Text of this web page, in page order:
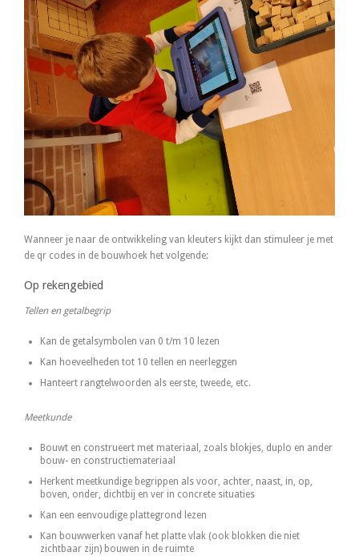
Wanneer je naar de ontwikkeling van kleuters kijkt dan stimuleer je met
de qr codes in de bouwhoek het volgende:
Op rekengebied
Tellen en getalbegrip
Kan de getalsymbolen van 0 t/m 10 lezen
Kan hoeveelheden tot 10 tellen en neerleggen
Hanteert rangtelwoorden als eerste, tweede, etc.
Meetkunde
Bouwt en construeert met materiaal, zoals blokjes, duplo en ander
bouw- en constructiemateriaal
Herkent meetkundige begrippen als voor, achter, naast, in, op,
boven, onder, dichtbij en ver in concrete situaties
Kan een eenvoudige plattegrond lezen
Kan bouwwerken vanaf het platte vlak (ook blokken die niet
zichtbaar zijn) bouwen in de ruimte